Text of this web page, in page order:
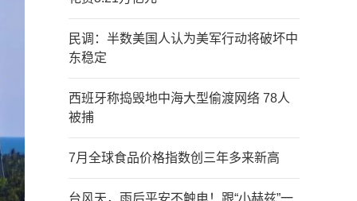
民调：半数美国人认为美军行动将破坏中
东稳定
西班牙称捣毁地中海大型偷渡网络 78人
被捕
7月全球食品价格指数创三年多来新高
台风天，雨后平安不触电！跟“小赫兹”一